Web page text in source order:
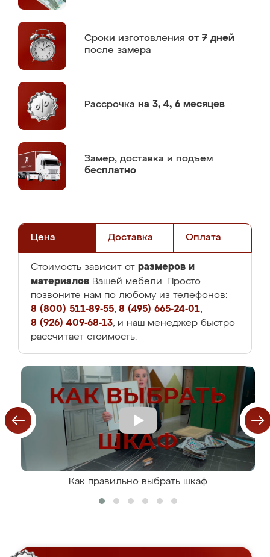
Сроки изготовления от 7 дней
после замера
Рассрочка на 3, 4, 6 месяцев
Замер, доставка и подъем
бесплатно
Цена Доставка Оплата
Стоимость зависит от размеров и
материалов Вашей мебели. Просто
позвоните нам по любому из телефонов:
8 (800) 511-89-55, 8 (495) 665-24-01,
8 (926) 409-68-13, и наш менеджер быстро
рассчитает стоимость.
Как правильно выбрать шкаф